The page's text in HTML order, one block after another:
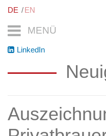
MENÜ
DE EN
LinkedIn